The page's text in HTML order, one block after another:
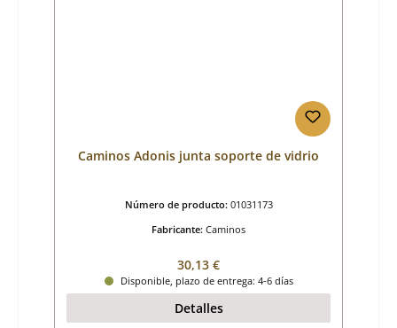
Caminos Adonis junta soporte de vidrio
Número de producto: 01031173
Fabricante: Caminos
Precio normal:
30,13 €
Disponible, plazo de entrega: 4-6 días
Detalles